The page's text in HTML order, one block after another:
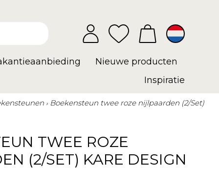
Nieuwe producten
Inspiratie
Boekensteun twee roze nijlpaarden (2/Set)
TWEE ROZE
(2/SET) KARE DESIGN